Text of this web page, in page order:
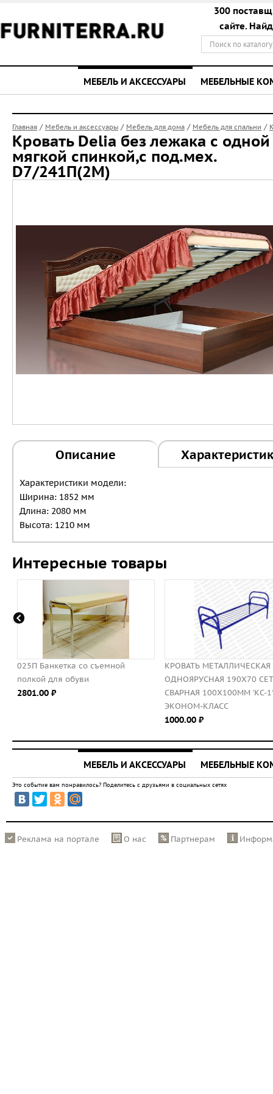
300
сайте.
МЕБЕЛЬ И АКСЕССУАРЫ МЕБЕЛЬНЫЕ
Главная / Мебель и аксессуары / Мебель для дома / Мебель для спальни /
Кровать Delia без лежака с одной
мягкой спинкой,с под.мех.
D7/241П(2М)
Описание
Характеристики модели:
Ширина: 1852 мм
Длина: 2080 мм
Высота: 1210 мм
Интересные товары
025П Банкетка со съемной
полкой для обуви
2801.00 ⃏
КРОВАТЬ МЕТАЛЛИЧЕСКАЯ
ОДНОЯРУСНАЯ 190Х70
СВАРНАЯ 100Х100ММ 'КС-1'
ЭКОНОМ-КЛАСС
1000.00 ⃏
МЕБЕЛЬ И АКСЕССУАРЫ МЕБЕЛЬНЫЕ
Это событие вам понравилось? Поделитесь с друзьями в социальных сетях
Реклама на портале О нас Партнерам